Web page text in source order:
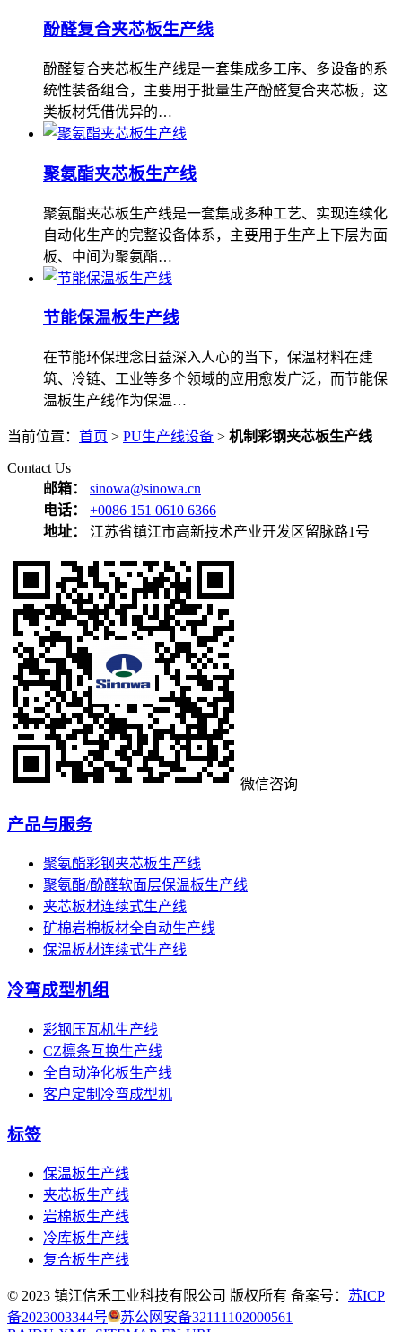
酚醛复合夹芯板生产线
酚醛复合夹芯板生产线是一套集成多工序、多设备的系
统性装备组合，主要用于批量生产酚醛复合夹芯板，这
类板材凭借优异的…
聚氨酯夹芯板生产线
聚氨酯夹芯板生产线是一套集成多种工艺、实现连续化
自动化生产的完整设备体系，主要用于生产上下层为面
板、中间为聚氨酯…
节能保温板生产线
在节能环保理念日益深入人心的当下，保温材料在建
筑、冷链、工业等多个领域的应用愈发广泛，而节能保
温板生产线作为保温…
当前位置： 首页 > PU生产线设备 > 机制彩钢夹芯板生产线
Contact Us
邮箱：
sinowa@sinowa.cn
电话：
+0086 151 0610 6366
地址：
江苏省镇江市高新技术产业开发区留脉路1号
微信咨询
产品与服务
聚氨酯彩钢夹芯板生产线
聚氨酯/酚醛软面层保温板生产线
夹芯板材连续式生产线
矿棉岩棉板材全自动生产线
保温板材连续式生产线
冷弯成型机组
彩钢压瓦机生产线
CZ檩条互换生产线
全自动净化板生产线
客户定制冷弯成型机
标签
保温板生产线
夹芯板生产线
岩棉板生产线
冷库板生产线
复合板生产线
© 2023 镇江信禾工业科技有限公司 版权所有 备案号： 苏ICP
备2023003344号
苏公网安备32111102000561